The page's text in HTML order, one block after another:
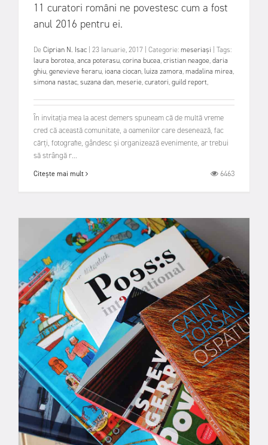
11 curatori români ne povestesc cum a fost
anul 2016 pentru ei.
De Ciprian N. Isac 23 Ianuarie, 2017 Categorie:meseriași
Tags:
laura borotea,anca poterasu,corina bucea,cristian neagoe,daria
ghiu,genevieve fieraru, ioana ciocan,luiza zamora,madalina mirea,
simona nastac,suzana dan,meserie,curatori,guild report,
În invitația mea la acest demers spuneam că de multă vreme
cred că această comunitate, a oamenilor care desenează, fac
cărți, fotografie, gândesc și organizează evenimente, ar trebui
să strângă r...
Citește mai mult 6463